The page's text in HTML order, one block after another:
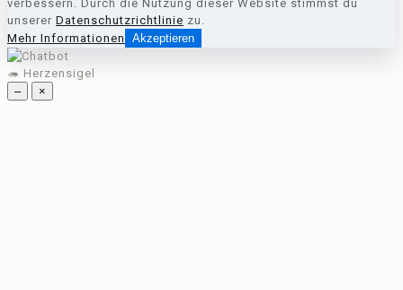
verbessern. Durch die Nutzung dieser Website stimmst du
unserer Datenschutzrichtlinie zu.
Mehr Informationen
Akzeptieren
🦔 Herzensigel
–
×